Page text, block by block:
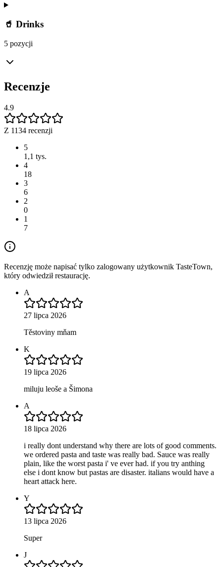
🥤 Drinks
5 pozycji
Recenzje
4.9
Z 1134 recenzji
5
1,1 tys.
4
18
3
6
2
0
1
7
Recenzję może napisać tylko zalogowany użytkownik TasteTown,
który odwiedził restaurację.
A
27 lipca 2026
Těstoviny mňam
K
19 lipca 2026
miluju leoše a Šimona
A
18 lipca 2026
i really dont understand why there are lots of good comments.
we ordered pasta and taste was really bad. Sauce was really
plain, like the worst pasta i' ve ever had. if you try anthing
else i dont know but pastas are disaster. italians would have a
heart attack here.
Y
13 lipca 2026
Super
J